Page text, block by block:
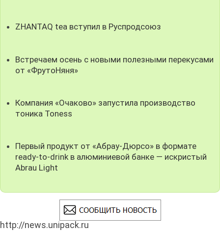
ZHANTAQ tea вступил в Руспродсоюз
Встречаем осень с новыми полезными перекусами
от «ФрутоНяня»
Компания «Очаково» запустила производство
тоника Toness
Первый продукт от «Абрау-Дюрсо» в формате
ready-to-drink в алюминиевой банке — искристый
Abrau Light
http://news.unipack.ru